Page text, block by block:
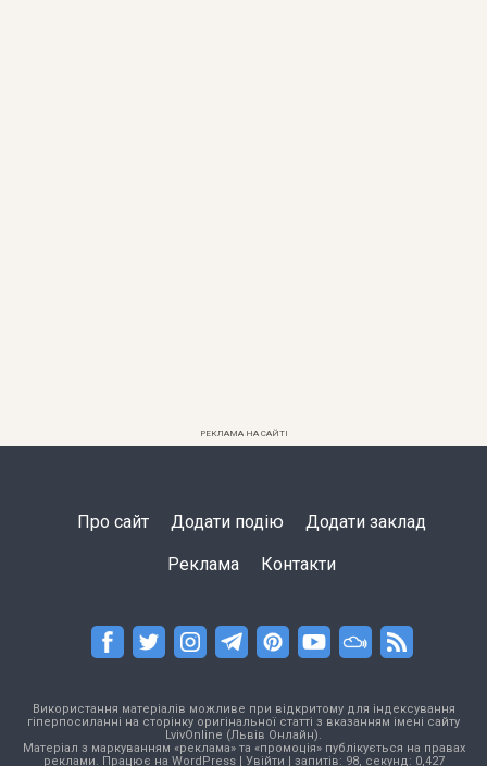
РЕКЛАМА НА САЙТІ
Про сайт Додати подію Додати заклад
Реклама Контакти
Використання матеріалів можливе при відкритому для індексування
гіперпосиланні на сторінку оригінальної статті з вказанням імені сайту
LvivOnline (Львів Онлайн).
Матеріал з маркуванням «реклама» та «промоція» публікується на правах
реклами. Працює на WordPress| Увійти | запитів: 98, секунд: 0,427